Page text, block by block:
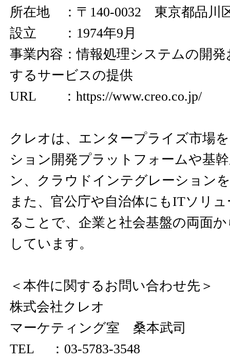
所在地 ：〒140-0032 東京都品川
設立 ：1974年9月
事業内容：情報処理システムの開
するサービスの提供
URL ： https://www.creo.co.jp/
クレオは、エンタープライズ市場
ション開発プラットフォームや基
ン、クラウドインテグレーション
また、官公庁や自治体にもITソリ
ることで、企業と社会基盤の両面
しています。
＜本件に関するお問い合わせ先＞
株式会社クレオ
マーケティング室 桑本武司
TEL ：03-5783-3548